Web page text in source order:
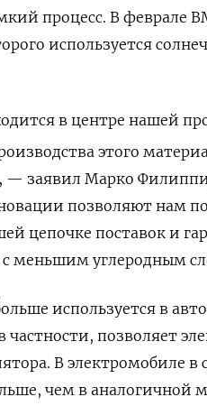
процесс. В феврале
используется
в центре нашей
этого
— заявил Марко
позволяют нам
цепочке поставок и
меньшим углеродным
используется в
частности, позволяет
В электромобиле в
чем в аналогичной